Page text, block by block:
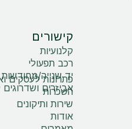
קישורים
קלנועיות
רכב תפעולי
יד שנייה/מחודשות
אביזרים ושדרוגים
פתרונות לעסקים
השכרות
שירות ותיקונים
אודות